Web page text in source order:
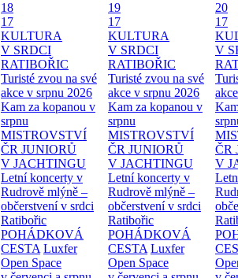
18
17
KULTURA
V SRDCI
RATIBOŘIC
Turisté zvou na své
akce v srpnu 2026
Kam za kopanou v
srpnu
MISTROVSTVÍ
ČR JUNIORŮ
V JACHTINGU
Letní koncerty v
Rudrově mlýně –
občerstvení v srdci
Ratibořic
POHÁDKOVÁ
CESTA Luxfer
Open Space
19
17
KULTURA
V SRDCI
RATIBOŘIC
Turisté zvou na své
akce v srpnu 2026
Kam za kopanou v
srpnu
MISTROVSTVÍ
ČR JUNIORŮ
V JACHTINGU
Letní koncerty v
Rudrově mlýně –
občerstvení v srdci
Ratibořic
POHÁDKOVÁ
CESTA Luxfer
Open Space
20
17
V
ČR
V